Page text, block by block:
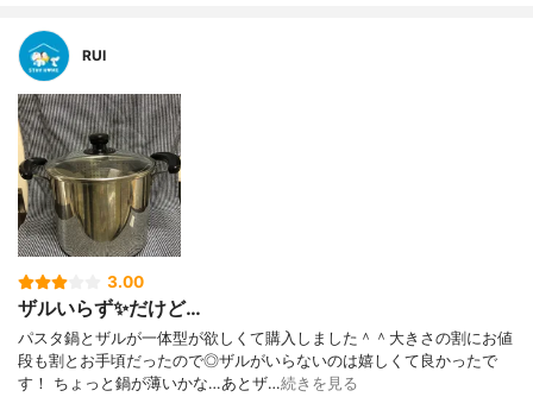
RUI
3.00
ザルいらず✨だけど…
パスタ鍋とザルが一体型が欲しくて購入しました＾＾大きさの割にお値
段も割とお手頃だったので◎ザルがいらないのは嬉しくて良かったで
す！ ちょっと鍋が薄いかな…あとザ…続きを見る